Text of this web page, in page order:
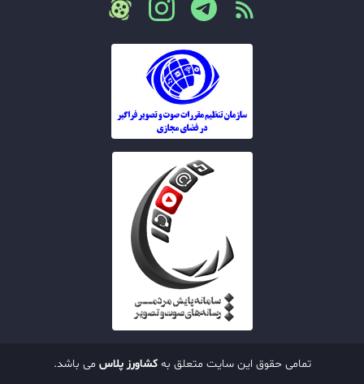
تمامی حقوق این سایت متعلق بهکشاورز پلاس می باشد.